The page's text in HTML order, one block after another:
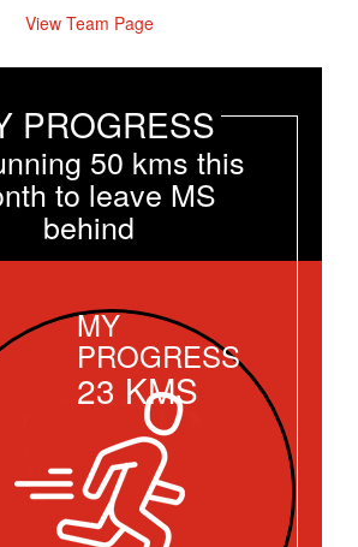
View Team Page
PROGRESS
50 kms this
to leave MS
behind
MY
PROGRESS
23 KMS